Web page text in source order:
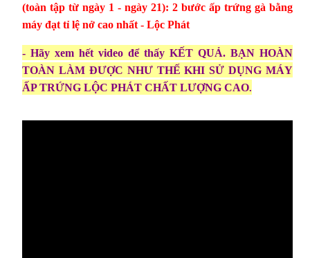
(toàn tập từ ngày 1 - ngày 21): 2 bước ấp trứng gà bằng
máy đạt tỉ lệ nở cao nhất - Lộc Phát
- Hãy xem hết video để thấy KẾT QUẢ. BẠN HOÀN
TOÀN LÀM ĐƯỢC NHƯ THẾ KHI SỬ DỤNG MÁY
ẤP TRỨNG LỘC PHÁT CHẤT LƯỢNG CAO.